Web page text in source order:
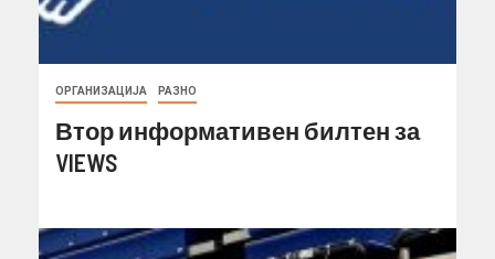
ОРГАНИЗАЦИЈА РАЗНО
Втор информативен билтен за
VIEWS